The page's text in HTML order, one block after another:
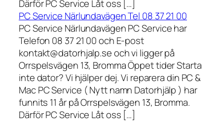
Därför PC Service Låt oss […]
PC Service Närlundavägen Tel 08 37 21 00
PC Service Närlundavägen PC Service har
Telefon 08 37 21 00 och E-post
kontakt@datorhjalp.se och vi ligger på
Orrspelsvägen 13, Bromma Öppet tider Starta
inte dator? Vi hjälper dej. Vi reparera din PC &
Mac PC Service ( Nytt namn Datorhjälp ) har
funnits 11 år på Orrspelsvägen 13, Bromma.
Därför PC Service Låt oss […]